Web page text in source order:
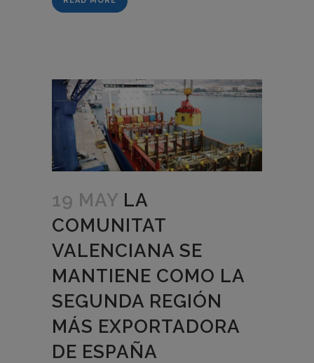
19 MAY LA
COMUNITAT
VALENCIANA SE
MANTIENE COMO LA
SEGUNDA REGIÓN
MÁS EXPORTADORA
DE ESPAÑA